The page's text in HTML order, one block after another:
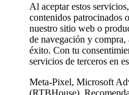
Al aceptar estos
contenidos patrocinados
nuestro sitio web o
de navegación y compra,
éxito. Con tu
servicios de terceros en
Meta-Pixel, Microsoft
(RTBHouse),